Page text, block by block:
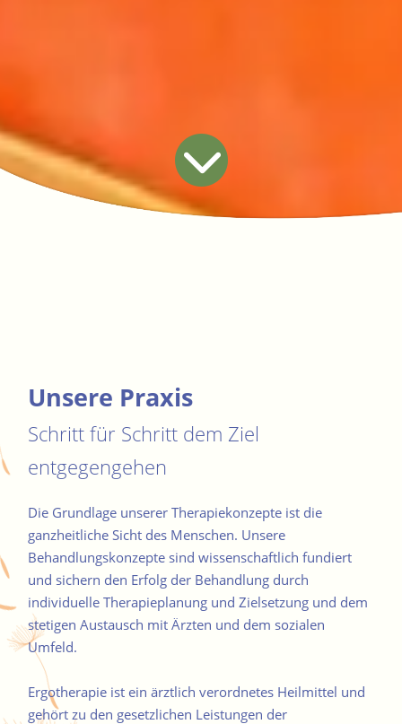
Unsere Praxis
Schritt für Schritt dem Ziel
entgegengehen
Die Grundlage unserer Therapiekonzepte ist die
ganzheitliche Sicht des Menschen. Unsere
Behandlungskonzepte sind wissenschaftlich fundiert
und sichern den Erfolg der Behandlung durch
individuelle Therapieplanung und Zielsetzung und dem
stetigen Austausch mit Ärzten und dem sozialen
Umfeld.
Ergotherapie ist ein ärztlich verordnetes Heilmittel und
gehört zu den gesetzlichen Leistungen der